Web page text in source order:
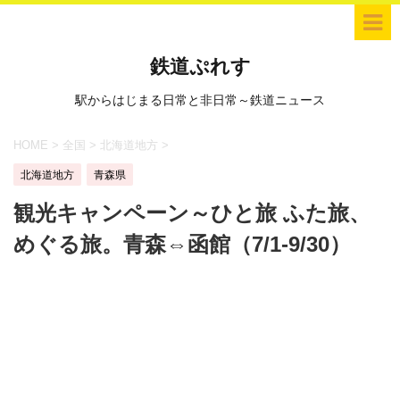
鉄道ぷれす
駅からはじまる日常と非日常～鉄道ニュース
HOME > 全国 > 北海道地方 >
北海道地方 青森県
観光キャンペーン～ひと旅 ふた旅、
めぐる旅。青森⇔函館（7/1-9/30）